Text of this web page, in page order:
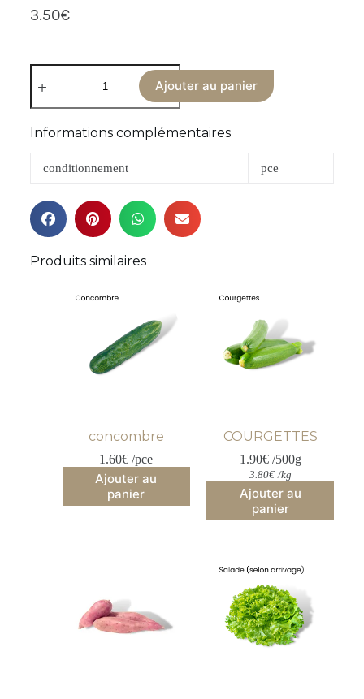
3.50€
Ajouter au panier
Informations complémentaires
conditionnement pce
Produits similaires
concombre
1.60€ /pce
Ajouter au
panier
COURGETTES
1.90€ /500g
3.80€ /kg
Ajouter au
panier